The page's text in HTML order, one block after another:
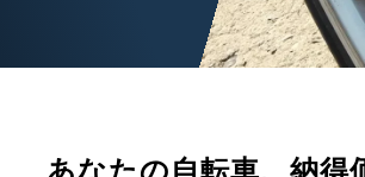
あなたの自転車、 納得